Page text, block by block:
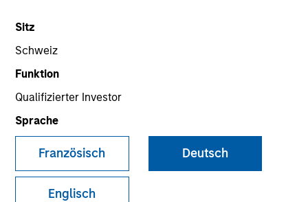
Sitz
Schweiz
Funktion
Qualifizierter Investor
Sprache
Französisch Deutsch
Englisch
315of315